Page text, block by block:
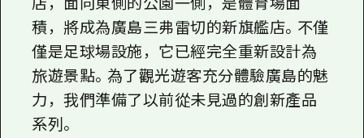
積，將成為廣島三弗雷切的新旗艦店。不僅
僅是足球場設施，它已經完全重新設計為
旅遊景點。為了觀光遊客充分體驗廣島的魅
力，我們準備了以前從未見過的創新產品
系列。